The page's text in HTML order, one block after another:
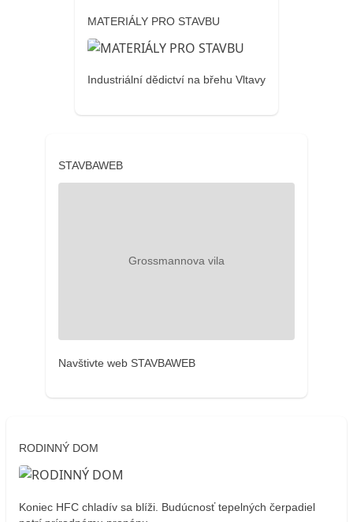
MATERIÁLY PRO STAVBU
Industriální dědictví na břehu Vltavy
STAVBAWEB
Navštivte web STAVBAWEB
RODINNÝ DOM
Koniec HFC chladív sa blíži. Budúcnosť tepelných čerpadiel